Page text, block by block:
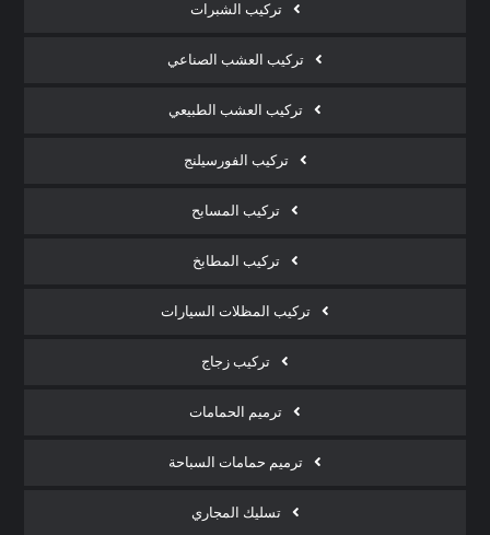
تركيب الشبرات
تركيب العشب الصناعي
تركيب العشب الطبيعي
تركيب الفورسيلنج
تركيب المسابح
تركيب المطابخ
تركيب المظلات السيارات
تركيب زجاج
ترميم الحمامات
ترميم حمامات السباحة
تسليك المجاري